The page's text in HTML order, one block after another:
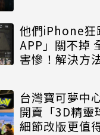
他們iPhone狂
APP」關不掉
害慘！解決方
台灣寶可夢中
開賣「3D精靈
細節改版更值